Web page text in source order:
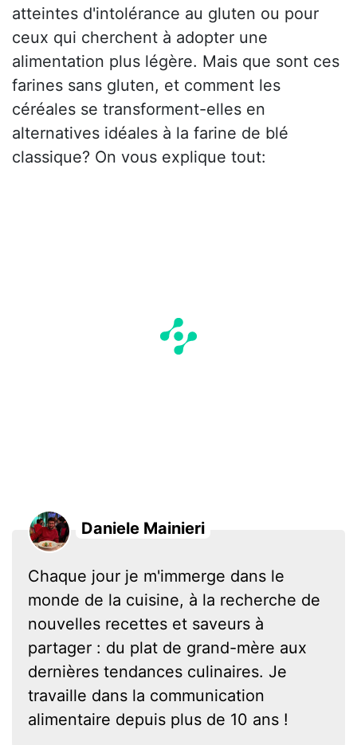
atteintes d'intolérance au gluten ou pour
ceux qui cherchent à adopter une
alimentation plus légère. Mais que sont ces
farines sans gluten, et comment les
céréales se transforment-elles en
alternatives idéales à la farine de blé
classique? On vous explique tout:
Daniele Mainieri
Chaque jour je m'immerge dans le
monde de la cuisine, à la recherche de
nouvelles recettes et saveurs à
partager : du plat de grand-mère aux
dernières tendances culinaires. Je
travaille dans la communication
alimentaire depuis plus de 10 ans !